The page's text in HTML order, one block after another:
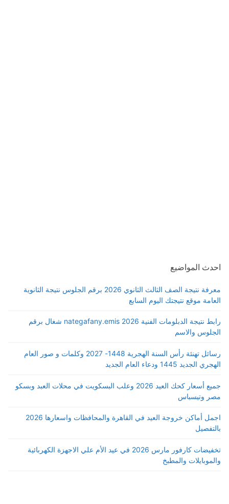
احدث المواضيع
معرفة نتيجة الصف الثالث الثانوي 2026 برقم الجلوس نتيجة الثانوية
العامة موقع نتيجتك اليوم السابع
رابط نتيجة الدبلومات الفنية 2026 nategafany.emis شغال برقم
الجلوس والاسم
رسائل تهنئة رأس السنة الهجرية 1448- 2027 وكلمات و صور العام
الهجري الجديد 1445 ودعاء العام الجديد
جميع أسعار كحك العيد 2026 وعلب البسكويت في محلات العبد وبسكو
مصر وتيسباس
اجمل أماكن خروجة العيد في القاهرة والمحافظات واسعارها 2026
بالتفصيل
تخفيضات كارفور مارس 2026 في عيد الأم علي الاجهزة الكهربائية
والموبايلات والمطبخ